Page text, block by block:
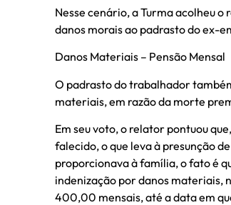
Nesse cenário, a Turma acolheu
danos morais ao padrasto do ex-
Danos Materiais – Pensão Mensal
O padrasto do trabalhador
materiais, em razão da morte
Em seu voto, o relator pontuou
falecido, o que leva à presunção
proporcionava à família, o fato é
indenização por danos materiais,
400,00 mensais, até a data em